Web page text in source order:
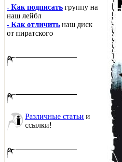
- Как подписать группу на
наш лейбл
- Как отличить наш диск
от пиратского
Различные статьи и
ссылки!